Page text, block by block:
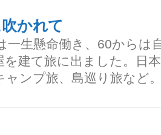
かれて
一生懸命働き、60からは
を建て旅に出ました。日
ャンプ旅、島巡り旅など